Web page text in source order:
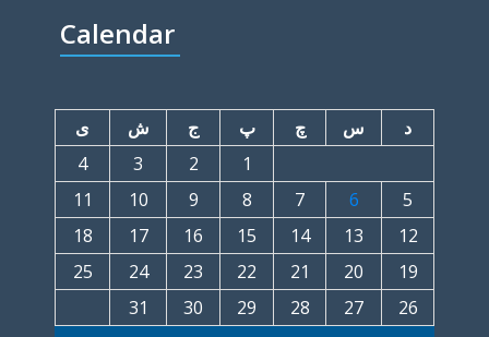
Calendar
د س چ پ ج ش
ی
1
2
3
4
5
6
7
8
9
10
11
12
13
14
15
16
17
18
19
20
21
22
23
24
25
26
27
28
29
30
31